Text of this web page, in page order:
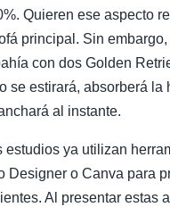
Quieren ese aspecto
principal. Sin
con dos Golden
se estirará, absorberá la
al instante.
estudios ya utilizan
Designer o Canva para
Al presentar estas